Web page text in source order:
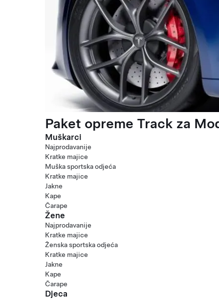
Paket opreme Track za
Muškarci
Najprodavanije
Kratke majice
Muška sportska odjeća
Kratke majice
Jakne
Kape
Čarape
Žene
Najprodavanije
Kratke majice
Ženska sportska odjeća
Kratke majice
Jakne
Kape
Čarape
Djeca